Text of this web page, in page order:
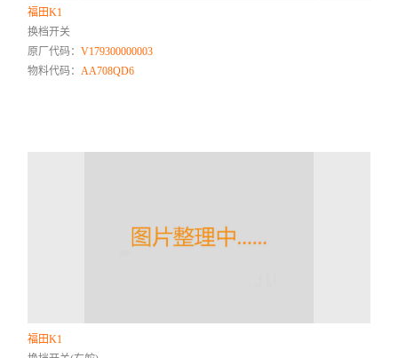
福田K1
换档开关
原厂代码：V179300000003
物料代码： AA708QD6
福田K1